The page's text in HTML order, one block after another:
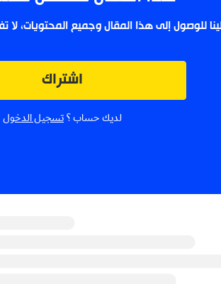
إلى هذا المقال وجميع المحتويات، لا تفوتوا
لديك حساب ؟تسجيل الدخول